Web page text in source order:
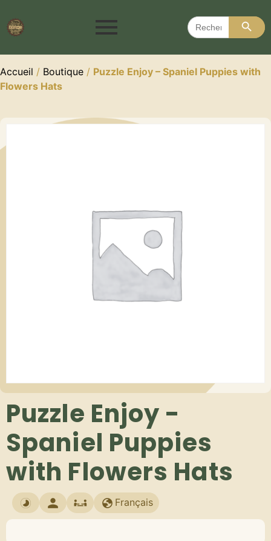
Search
for:
Search
Accueil / Boutique / Puzzle Enjoy – Spaniel Puppies with
Flowers Hats
Puzzle Enjoy -
Spaniel Puppies
with Flowers Hats
Français